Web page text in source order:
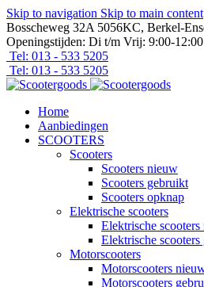
Skip to navigation Skip to main content
Bosscheweg 32A 5056KC, Berkel-
Openingstijden: Di t/m Vrij: 9:00-
Tel: 013 - 533 5205
Tel: 013 - 533 5205
Home
Aanbiedingen
SCOOTERS
Scooters
Scooters nieuw
Scooters gebruikt
Scooters opknap
Elektrische scooters
Elektrische
Elektrische
Motorscooters
Motorscooters
Motorscooters